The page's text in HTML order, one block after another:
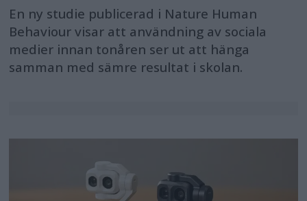
En ny studie publicerad i Nature Human
Behaviour visar att användning av sociala
medier innan tonåren ser ut att hänga
samman med sämre resultat i skolan.